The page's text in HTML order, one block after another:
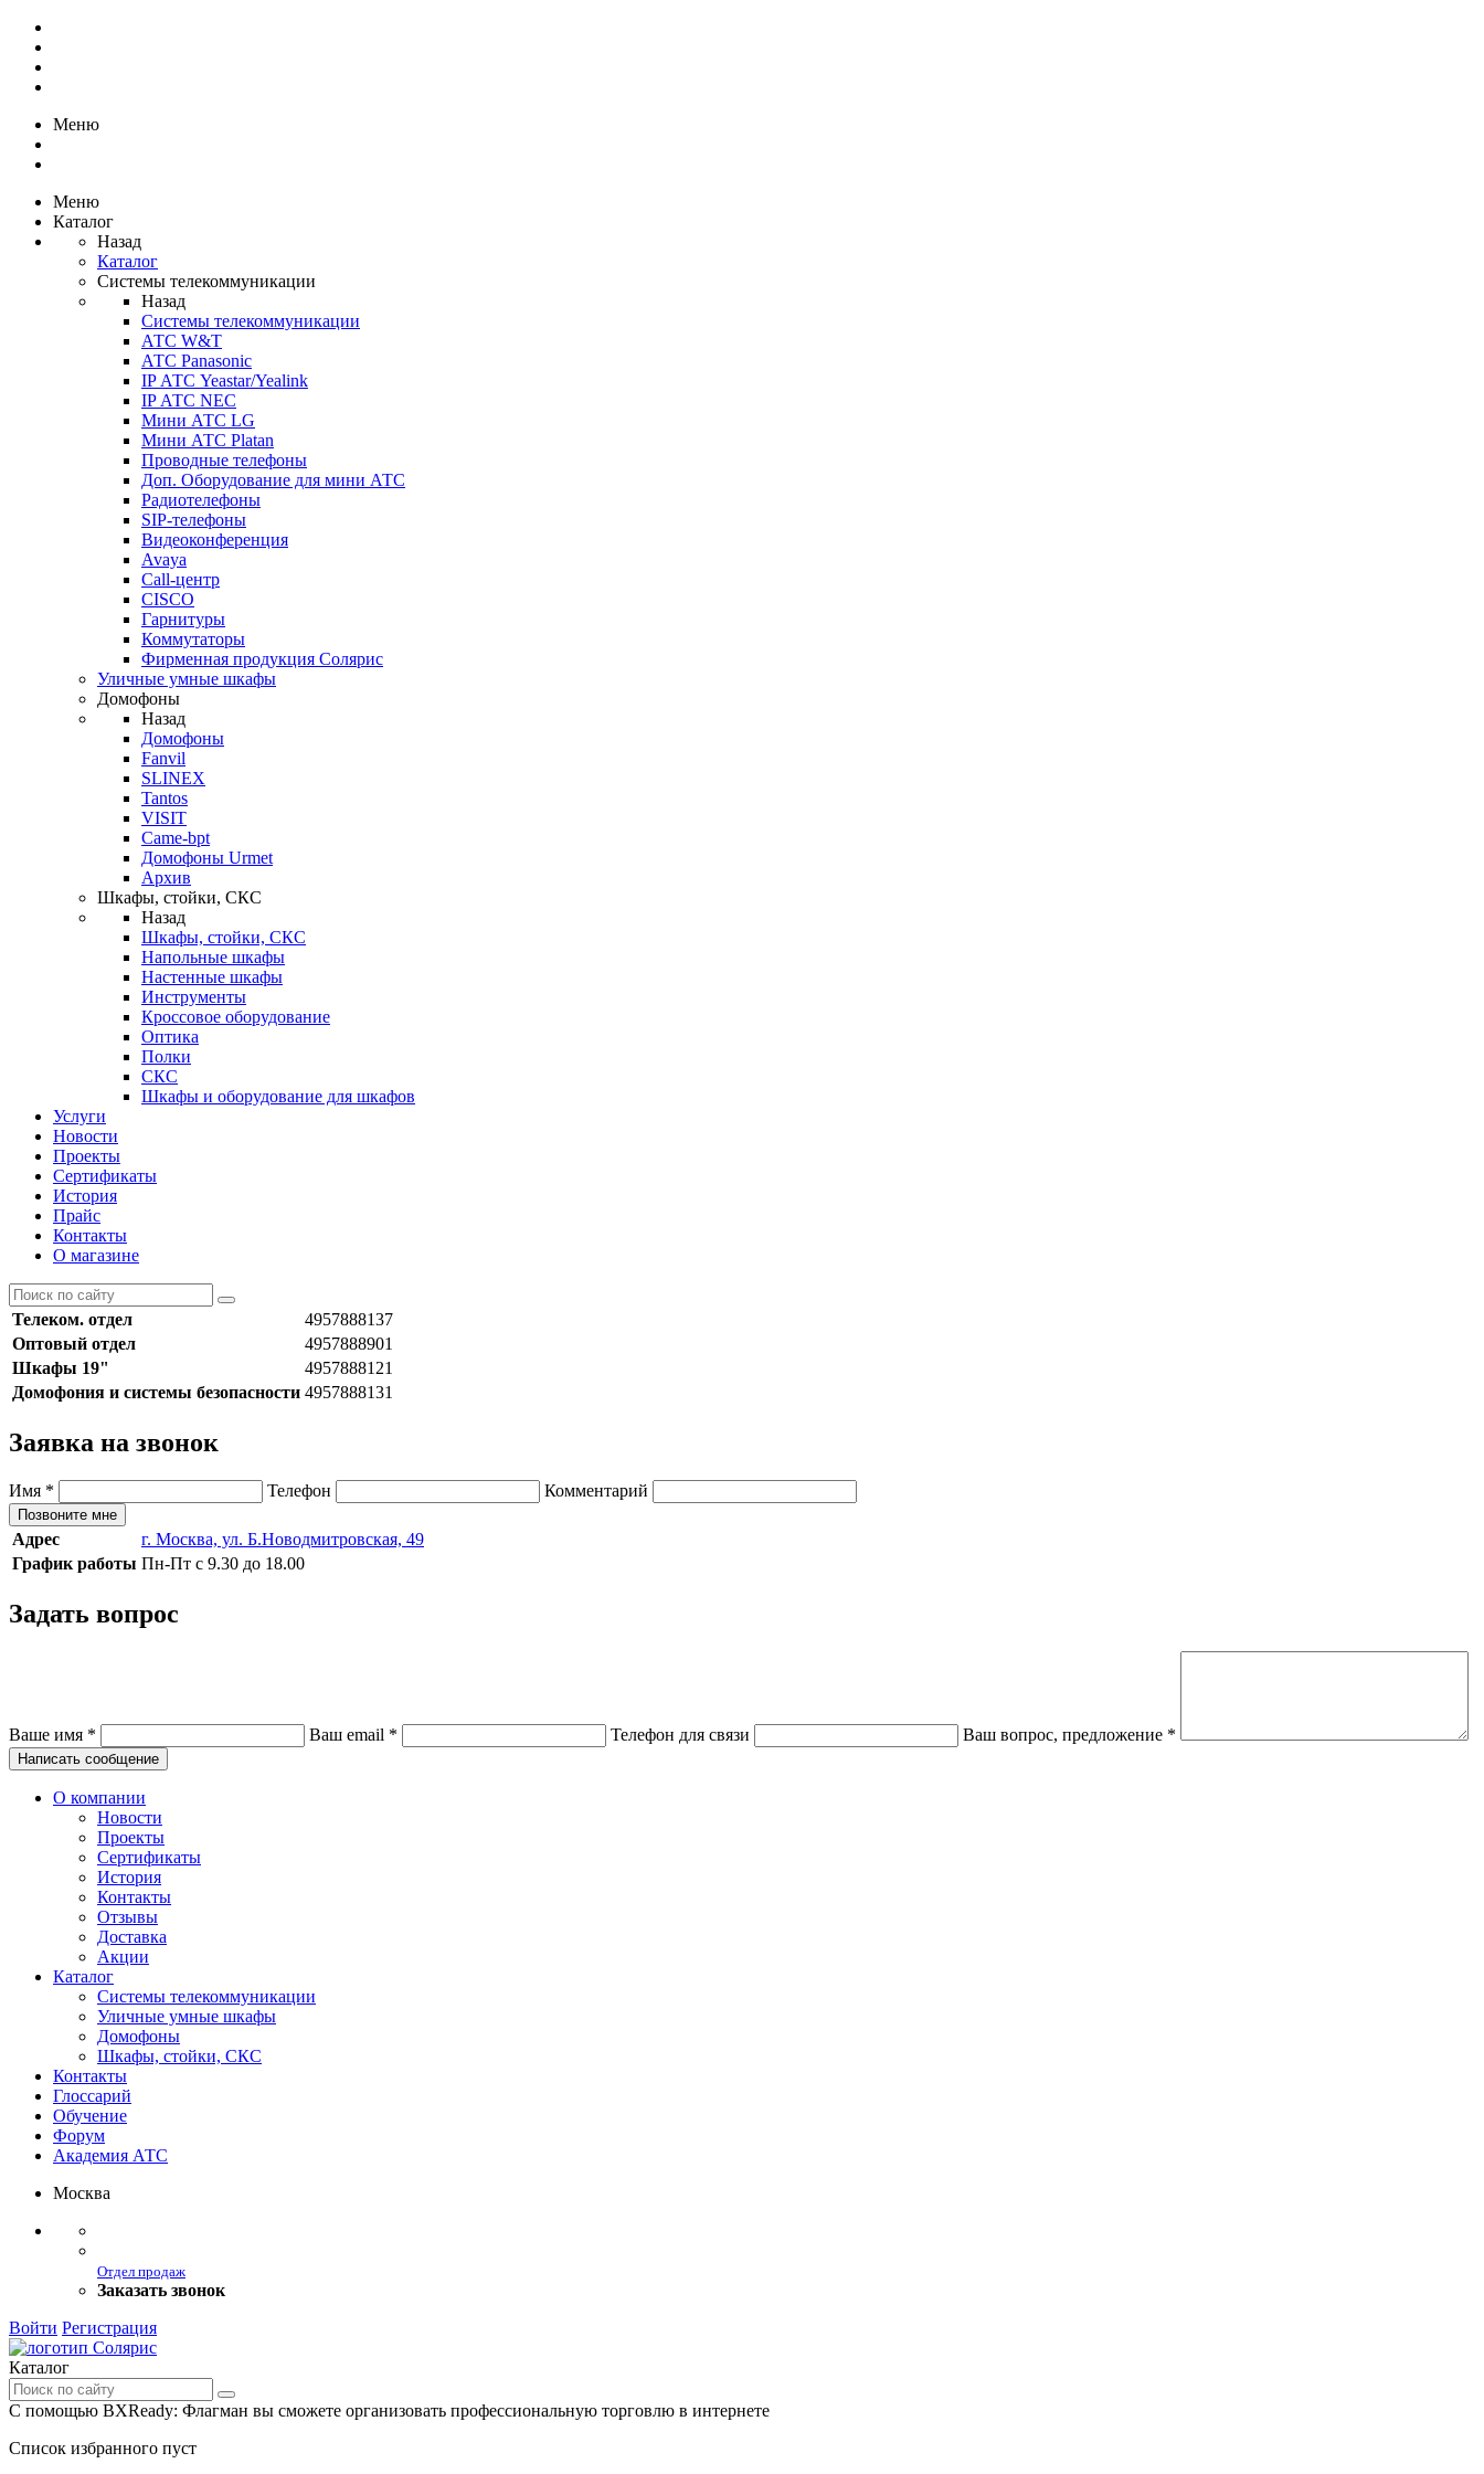
Меню
Меню
Каталог
Назад
Каталог
Системы телекоммуникации
Назад
Системы телекоммуникации
АТС W&T
АТС Panasonic
IP АТС Yeastar/Yealink
IP АТС NEC
Мини АТС LG
Мини АТС Platan
Проводные телефоны
Доп. Оборудование для мини АТС
Радиотелефоны
SIP-телефоны
Видеоконференция
Avaya
Call-центр
CISCO
Гарнитуры
Коммутаторы
Фирменная продукция Солярис
Уличные умные шкафы
Домофоны
Назад
Домофоны
Fanvil
SLINEX
Tantos
VISIT
Came-bpt
Домофоны Urmet
Архив
Шкафы, стойки, СКС
Назад
Шкафы, стойки, СКС
Напольные шкафы
Настенные шкафы
Инструменты
Кроссовое оборудование
Оптика
Полки
СКС
Шкафы и оборудование для шкафов
Услуги
Новости
Проекты
Сертификаты
История
Прайс
Контакты
О магазине
Телеком. отдел
4957888137
Оптовый отдел
4957888901
Шкафы 19"
4957888121
Домофония и системы безопасности 4957888131
Заявка на звонок
Имя * Телефон Комментарий
Позвоните мне
Адрес
г. Москва, ул. Б.Новодмитровская, 49
График работы Пн-Пт с 9.30 до 18.00
Задать вопрос
Ваше имя * Ваш email * Телефон для связи Ваш вопрос, предложение *
Написать сообщение
О компании
Новости
Проекты
Сертификаты
История
Контакты
Отзывы
Доставка
Акции
Каталог
Системы телекоммуникации
Уличные умные шкафы
Домофоны
Шкафы, стойки, СКС
Контакты
Глоссарий
Обучение
Форум
Академия АТС
Москва
Отдел продаж
Заказать звонок
Войти Регистрация
Каталог
С помощью BXReady: Флагман вы сможете организовать профессиональную торговлю в интернете
Список избранного пуст